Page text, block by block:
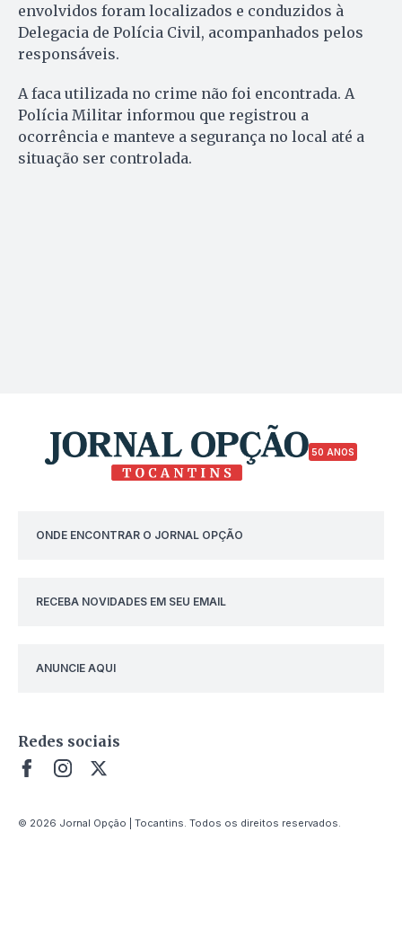
envolvidos foram localizados e conduzidos à
Delegacia de Polícia Civil, acompanhados pelos
responsáveis.
A faca utilizada no crime não foi encontrada. A
Polícia Militar informou que registrou a
ocorrência e manteve a segurança no local até a
situação ser controlada.
50 ANOS
ONDE ENCONTRAR O JORNAL OPÇÃO
RECEBA NOVIDADES EM SEU EMAIL
ANUNCIE AQUI
Redes sociais
© 2026 Jornal Opção | Tocantins. Todos os direitos reservados.